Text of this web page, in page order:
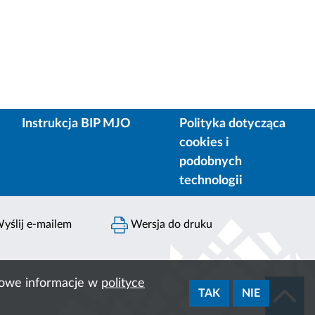
informacje w polityce
TAK NIE
Instrukcja BIP MJO
Polityka dotycząca
cookies i
podobnych
technologii
e-mailem Wersja do druku